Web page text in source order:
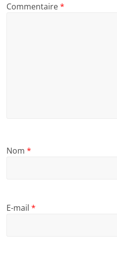
Commentaire*
Nom*
E-mail*